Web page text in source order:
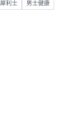
犀利士 男士健康